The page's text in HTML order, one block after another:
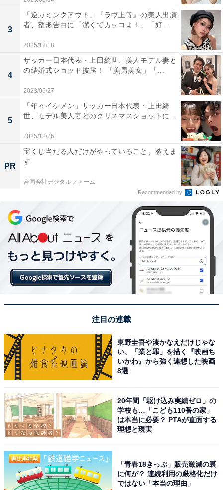
3
「逆カミングアウト」『ラヴ上等』の美人出演
者、整形告白に「潔くてカッコよ！」「好...
2025/12/18
4
サッカー日本代表・上田綺世、美人モデル妻と
の結婚式ショット披露！ 「美男美女」「...
2023/06/27
5
「年々イケメン」サッカー日本代表・上田綺
世、モデル美人妻とのクリスマスショットに...
2025/12/26
PR
宝くじ当たる人だけがやっていること、教えま
す
合同会社デジタルファーム
Recommended by
注目の連載
東野圭吾や湊かなえだけじゃな
い、「業と罪」を描く『映画ち
いかわ』から強く連想した映画
8選
20年間「駆け込み実績ゼロ」の
学校も…「こども110番の家」
は本当に必要？ PTAが直面する
理想と現実
「青春18きっぷ」販売激減の裏
に何が？ 連続利用の厳格化だけ
ではない「本当の理由」